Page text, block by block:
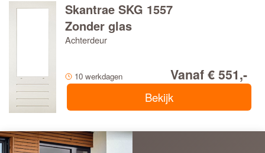
Skantrae SKG 1557
Zonder glas
Achterdeur
10 werkdagen Vanaf € 551,-
Bekijk